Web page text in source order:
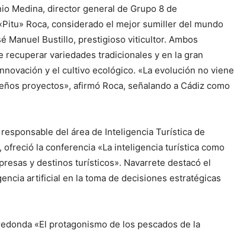
Medina, director general de Grupo 8 de
Roca, considerado el mejor sumiller del mundo
Manuel Bustillo, prestigioso viticultor. Ambos
variedades tradicionales y en la gran
y el cultivo ecológico. «La evolución no viene
proyectos», afirmó Roca, señalando a Cádiz como
del área de Inteligencia Turística de
la conferencia «La inteligencia turística como
y destinos turísticos». Navarrete destacó el
artificial en la toma de decisiones estratégicas
«El protagonismo de los pescados de la